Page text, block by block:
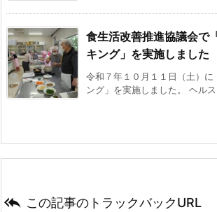
食生活改善推進協議会で
キング」を実施しました
令和７年１０月１１日（土）に
ング」を実施しました。 ヘル
 この記事のトラックバックURL